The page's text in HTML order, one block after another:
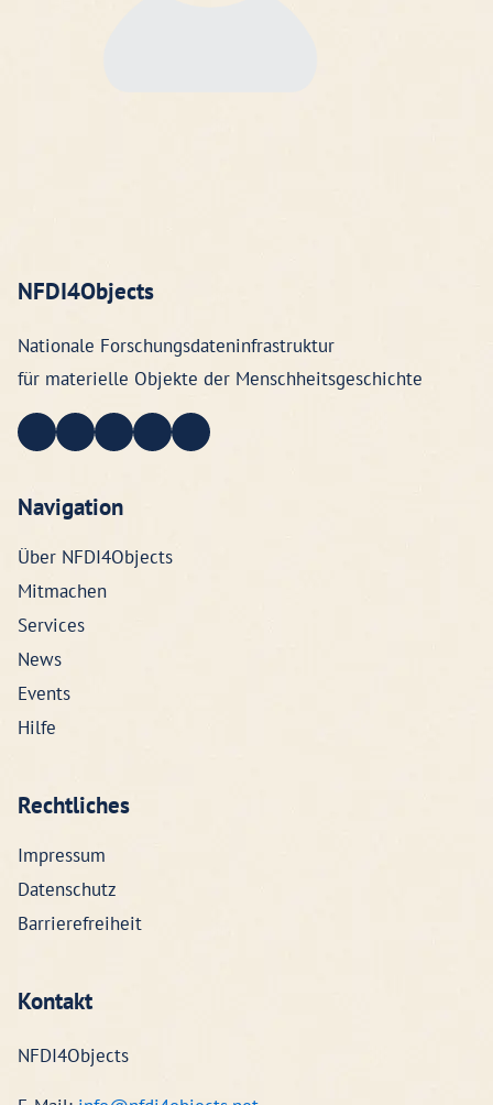
NFDI4Objects
Nationale Forschungsdateninfrastruktur
für materielle Objekte der Menschheitsgeschichte
Navigation
Über NFDI4Objects
Mitmachen
Services
News
Events
Hilfe
Rechtliches
Impressum
Datenschutz
Barrierefreiheit
Kontakt
NFDI4Objects